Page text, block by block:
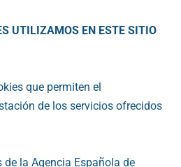
UTILIZAMOS EN ESTE SITIO
que permiten el
de los servicios ofrecidos
la Agencia Española de